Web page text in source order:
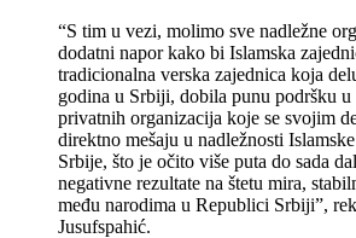
“S tim u vezi, molimo sve nadležne
dodatni napor kako bi Islamska
tradicionalna verska zajednica koja
godina u Srbiji, dobila punu podršku
privatnih organizacija koje se svojim
direktno mešaju u nadležnosti
Srbije, što je očito više puta do sada
negativne rezultate na štetu mira,
među narodima u Republici Srbiji”,
Jusufspahić.